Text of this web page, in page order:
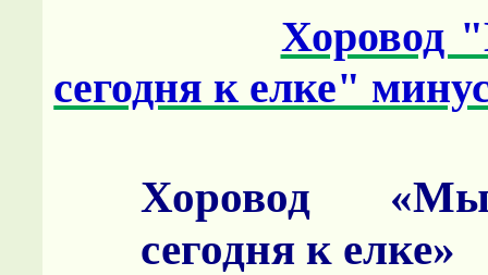
Хоровод
сегодня к елке"
Хоровод
сегодня к елке»